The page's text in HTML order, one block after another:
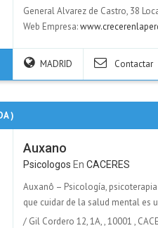
General Alvarez de Castro, 38
Web Empresa:
MADRID Contactar
)
Auxano
Psicologos En CACERES
Auxanô – Psicología,
que cuidar de la salud mental es
/ Gil Cordero 12, 1A,,10001 ,